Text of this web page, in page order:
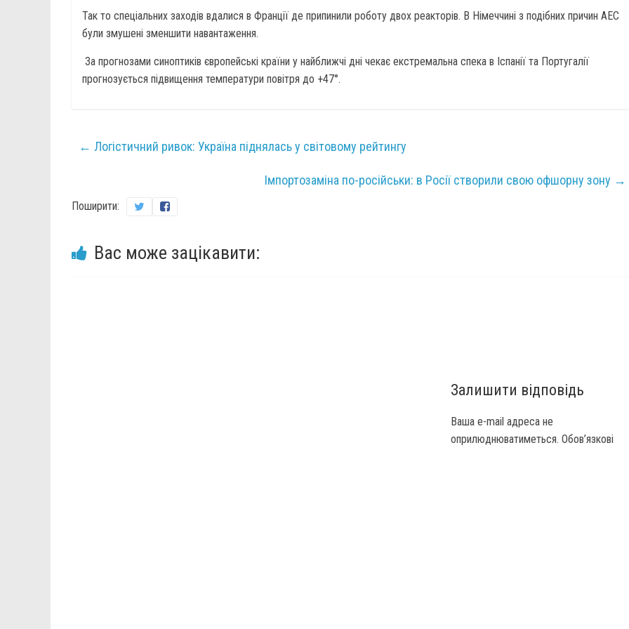
Так то спеціальних заходів вдалися в Франції де припинили роботу двох реакторів. В Німеччині з подібних причин АЕС
були змушені зменшити навантаження.
За прогнозами синоптиків європейські країни у найближчі дні чекає екстремальна спека в Іспанії та Португалії
прогнозується підвищення температури повітря до +47°.
← Логістичний ривок: Україна піднялась у світовому рейтингу
Імпортозаміна по-російськи: в Росії створили свою офшорну зону →
Поширити:
Вас може зацікавити:
Залишити відповідь
Ваша e-mail адреса не
оприлюднюватиметься. Обов’язкові